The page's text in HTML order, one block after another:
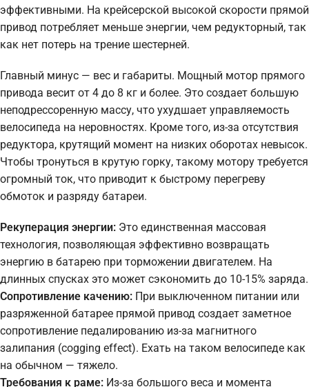
эффективными. На крейсерской высокой скорости прямой
привод потребляет меньше энергии, чем редукторный, так
как нет потерь на трение шестерней.
Главный минус — вес и габариты. Мощный мотор прямого
привода весит от 4 до 8 кг и более. Это создает большую
неподрессоренную массу, что ухудшает управляемость
велосипеда на неровностях. Кроме того, из-за отсутствия
редуктора, крутящий момент на низких оборотах невысок.
Чтобы тронуться в крутую горку, такому мотору требуется
огромный ток, что приводит к быстрому перегреву
обмоток и разряду батареи.
Рекуперация энергии: Это единственная массовая
технология, позволяющая эффективно возвращать
энергию в батарею при торможении двигателем. На
длинных спусках это может сэкономить до 10-15% заряда.
Сопротивление качению: При выключенном питании или
разряженной батарее прямой привод создает заметное
сопротивление педалированию из-за магнитного
залипания (cogging effect). Ехать на таком велосипеде как
на обычном — тяжело.
Требования к раме: Из-за большого веса и момента